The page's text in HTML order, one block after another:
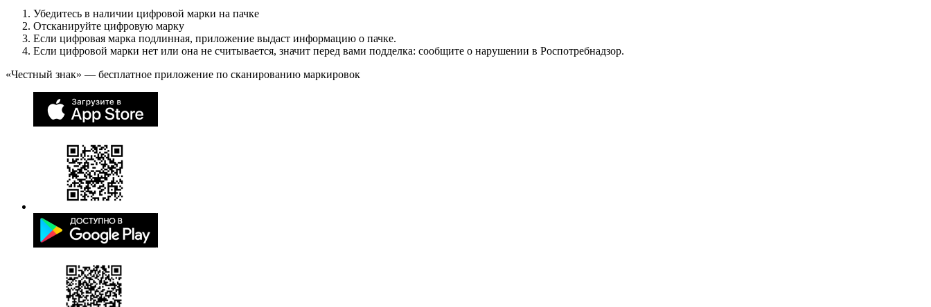
Убедитесь в наличии цифровой марки на пачке
Отсканируйте цифровую марку
Если цифровая марка подлинная, приложение выдаст информацию о пачке.
Если цифровой марки нет или она не считывается, значит перед вами подделка: сообщите о нарушении в Роспотребнадзор.
«Честный знак» — бесплатное приложение по сканированию маркировок